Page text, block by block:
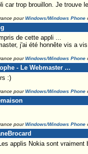
car trop brouillon. Je trouve
pourWindows/Windows Phone
de cette appli ...
j'ai été honnête vis a
pourWindows/Windows Phone
- Le Webmaster ...
:)
pourWindows/Windows Phone
pourWindows/Windows Phone
applis Nokia sont vraiment